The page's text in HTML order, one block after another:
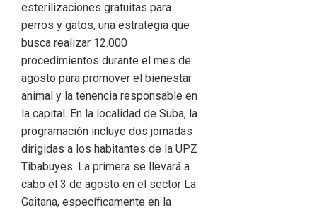
esterilizaciones gratuitas para
perros y gatos, una estrategia que
busca realizar 12.000
procedimientos durante el mes de
agosto para promover el bienestar
animal y la tenencia responsable en
la capital. En la localidad de Suba, la
programación incluye dos jornadas
dirigidas a los habitantes de la UPZ
Tibabuyes. La primera se llevará a
cabo el 3 de agosto en el sector La
Gaitana, específicamente en la